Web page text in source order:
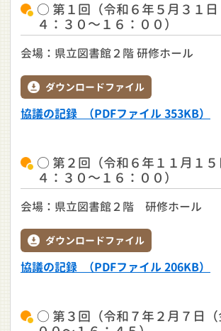
○ 第１回（令和６年５月３１日
４：３０～１６：００）
会場：県立図書館２階 研修ホール
ダウンロードファイル
協議の記録 （PDFファイル 353KB）
○ 第２回（令和６年１１月１５
４：３０～１６：００）
会場：県立図書館２階 研修ホール
ダウンロードファイル
協議の記録 （PDFファイル 206KB）
○ 第３回（令和７年２月７日（